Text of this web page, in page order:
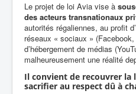
Le projet de loi Avia vise à
des acteurs transnationaux
autorités régaliennes, au profit
réseaux « sociaux »
d’hébergement de médias
malheureusement une réalité
Il convient de recouvrer la
sacrifier au respect dû à